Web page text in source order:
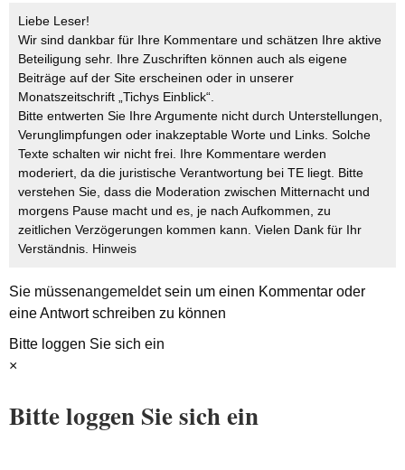
Liebe Leser!
Wir sind dankbar für Ihre Kommentare und schätzen Ihre aktive
Beteiligung sehr. Ihre Zuschriften können auch als eigene
Beiträge auf der Site erscheinen oder in unserer
Monatszeitschrift „Tichys Einblick“.
Bitte entwerten Sie Ihre Argumente nicht durch Unterstellungen,
Verunglimpfungen oder inakzeptable Worte und Links. Solche
Texte schalten wir nicht frei. Ihre Kommentare werden
moderiert, da die juristische Verantwortung bei TE liegt. Bitte
verstehen Sie, dass die Moderation zwischen Mitternacht und
morgens Pause macht und es, je nach Aufkommen, zu
zeitlichen Verzögerungen kommen kann. Vielen Dank für Ihr
Verständnis. Hinweis
Sie müssenangemeldetsein um einen Kommentar oder
eine Antwort schreiben zu können
Bitte loggen Sie sich ein
×
Bitte loggen Sie sich ein